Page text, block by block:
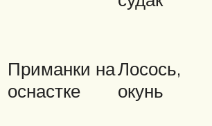
Приманки на
оснастке
Лосось,
окунь